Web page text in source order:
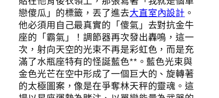
戀傻瓜」的標籤，丟了進去大直室內設計 。
他必須用自己最真實的「傻氣」去對抗金牛
座的「霸氣」！調節器再次發出轟鳴，這一
次，射向天空的光束不再是彩虹色，而是充
滿了水瓶座特有的怪誕藍色**。藍色光束與
金色光芒在空中形成了一個巨大的、旋轉著
的太極圖案，像是在爭奪林天秤的靈魂。這